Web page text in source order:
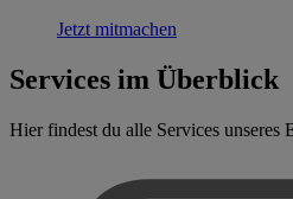
Jetzt mitmachen
Services im Überblick
Hier findest du alle Services unseres